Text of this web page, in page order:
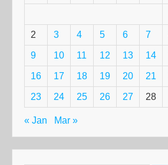
2 3 4 5 6 7
9 10 11 12 13 14
16 17 18 19 20 21
23 24 25 26 27 28
« Jan Mar »